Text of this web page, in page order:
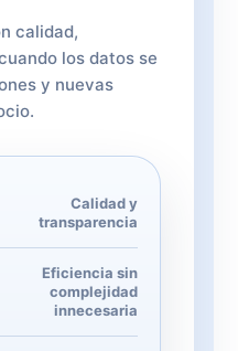
calidad,
los datos se
y nuevas
Calidad y
transparencia
Eficiencia sin
complejidad
innecesaria